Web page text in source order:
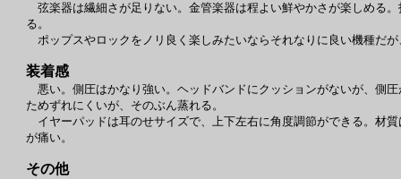
弦楽器は繊細さが足りない。金管楽器は程よい鮮やかさが楽しめる
る。
ポップスやロックをノリ良く楽しみたいならそれなりに良い機種だ
装着感
悪い。側圧はかなり強い。ヘッドバンドにクッションがないが、側
ためずれにくいが、そのぶん蒸れる。
イヤーパッドは耳のせサイズで、上下左右に角度調節ができる。材
が痛い。
その他